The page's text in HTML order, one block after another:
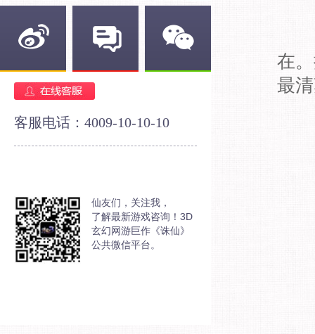
客服电话：4009-10-10-10
仙友们，关注我，
了解最新游戏咨询！3D
玄幻网游巨作《诛仙》
公共微信平台。
在
最